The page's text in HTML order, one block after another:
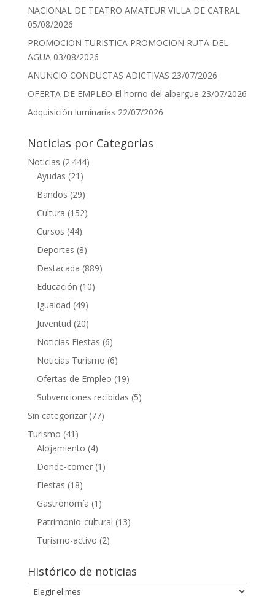
NACIONAL DE TEATRO AMATEUR VILLA DE CATRAL
05/08/2026
PROMOCION TURISTICA PROMOCION RUTA DEL
AGUA 03/08/2026
ANUNCIO CONDUCTAS ADICTIVAS 23/07/2026
OFERTA DE EMPLEO El horno del albergue 23/07/2026
Adquisición luminarias 22/07/2026
Noticias por Categorias
Noticias (2.444)
Ayudas (21)
Bandos (29)
Cultura (152)
Cursos (44)
Deportes (8)
Destacada (889)
Educación (10)
Igualdad (49)
Juventud (20)
Noticias Fiestas (6)
Noticias Turismo (6)
Ofertas de Empleo (19)
Subvenciones recibidas (5)
Sin categorizar(77)
Turismo (41)
Alojamiento (4)
Donde-comer(1)
Fiestas (18)
Gastronomía (1)
Patrimonio-cultural (13)
Turismo-activo (2)
Histórico de noticias
Histórico